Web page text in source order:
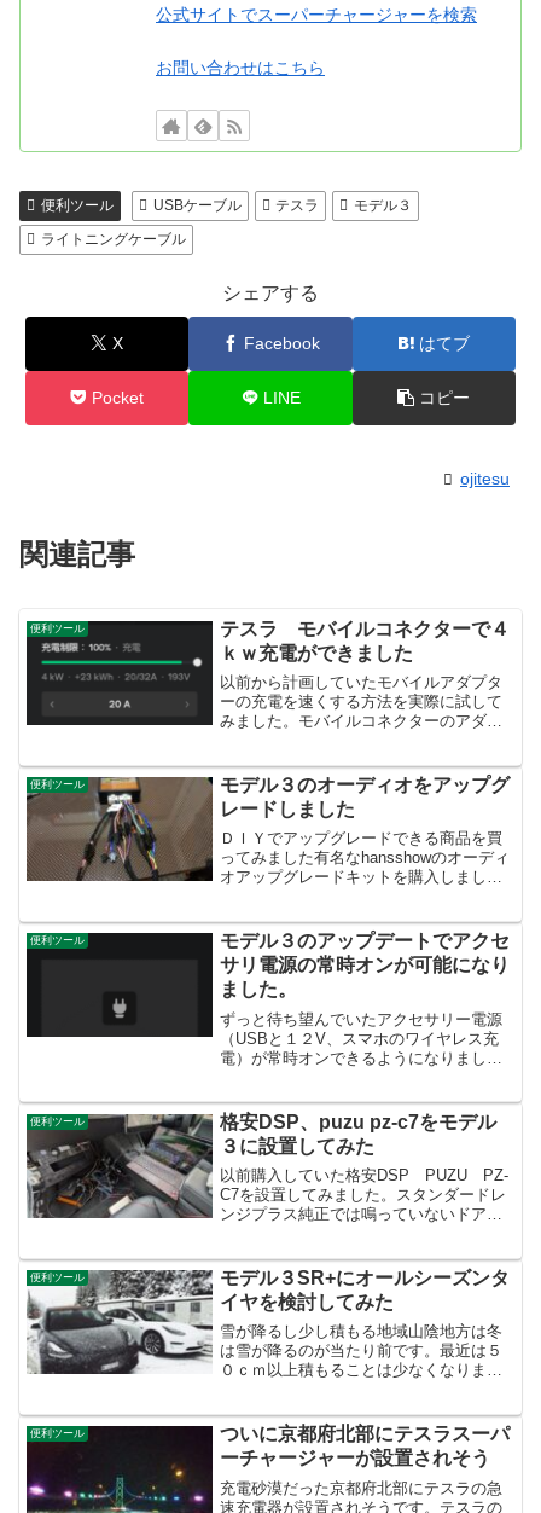
公式サイトでスーパーチャージャーを検索
お問い合わせはこちら
便利ツール USBケーブル テスラ
モデル３
ライトニングケーブル
シェアする
X Facebook はてブ
Pocket LINE コピー
ojitesu
関連記事
便利ツール
テスラ モバイルコネクターで４
ｋｗ充電ができました
以前から計画していたモバイルアダプタ
ーの充電を速くする方法を実際に試して
みました。モバイルコネクターのアダプ
間違えて購入した１６A２００Vのアダプ
ターです。ebayを...
便利ツール
モデル３のオーディオをアップグ
レードしました
ＤＩＹでアップグレードできる商品を買
ってみました有名なhansshowのオーディ
オアップグレードキットを購入しまし
ります。Free Shippingなら送料無料で
す。到着...
便利ツール
モデル３のアップデートでアクセ
サリ電源の常時オンが可能になり
ました。
ずっと待ち望んでいたアクセサリー電源
（USBと１２V、スマホのワイヤレス充
電）が常時オンできるようになりまし
待っていました。アクセサリー電源常時
オンの何がいいの？私の場...
便利ツール
格安DSP、puzu pz-c7をモデル
３に設置してみた
以前購入していた格安DSP PUZU PZ-
C7を設置してみました。スタンダードレ
ンジプラス純正では鳴っていないドアの
PZ-C7トヨタ用のハーネスを注文したの
です...
便利ツール
モデル３SR+にオールシーズンタ
イヤを検討してみた
雪が降るし少し積もる地域山陰地方は冬
は雪が降るのが当たり前です。最近は５
０ｃｍ以上積もることは少なくなりまし
ぶら下がっている光景は、ここ10年でほ
とんどみなくなってきま...
便利ツール
ついに京都府北部にテスラスーパ
ーチャージャーが設置されそう
充電砂漠だった京都府北部にテスラの急
速充電器が設置されそうです。テスラの